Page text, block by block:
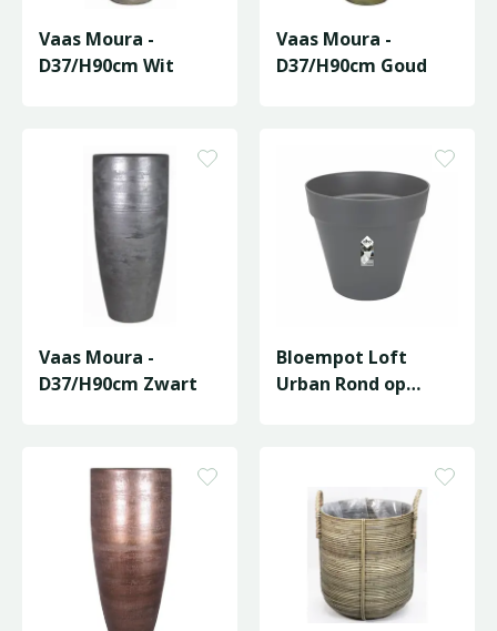
Vaas Moura -
D37/H90cm Wit
Vaas Moura -
D37/H90cm Goud
Vaas Moura -
D37/H90cm Zwart
Bloempot Loft
Urban Rond op